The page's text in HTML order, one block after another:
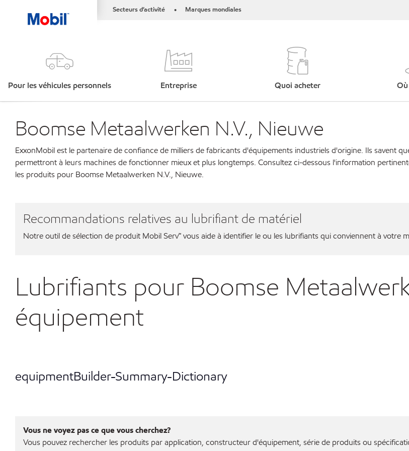
Secteurs d’activité • Marques mondiales
Pour les véhicules personnels Entreprise Quoi acheter
Boomse Metaalwerken N.V., Nieuwe
ExxonMobil est le partenaire de confiance de milliers de fabricants d'équipements industriels d'origine. Ils savent
permettront à leurs machines de fonctionner mieux et plus longtemps. Consultez ci-dessous l'information
les produits pour Boomse Metaalwerken N.V., Nieuwe.
Recommandations relatives au lubrifiant de matériel
Notre outil de sélection de produit Mobil Serv℠ vous aide à identifier le ou les lubrifiants qui conviennent à votre
Lubrifiants pour Boomse
équipement
equipmentBuilder-Summary-Dictionary
Vous ne voyez pas ce que vous cherchez?
Vous pouvez rechercher les produits par application, constructeur d'équipement, série de produits ou